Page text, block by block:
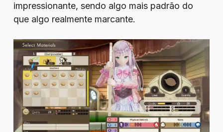
impressionante, sendo algo mais padrão do
que algo realmente marcante.